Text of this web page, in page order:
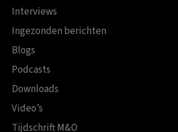
Interviews
Ingezonden berichten
Blogs
Podcasts
Downloads
Video’s
Tijdschrift M&O